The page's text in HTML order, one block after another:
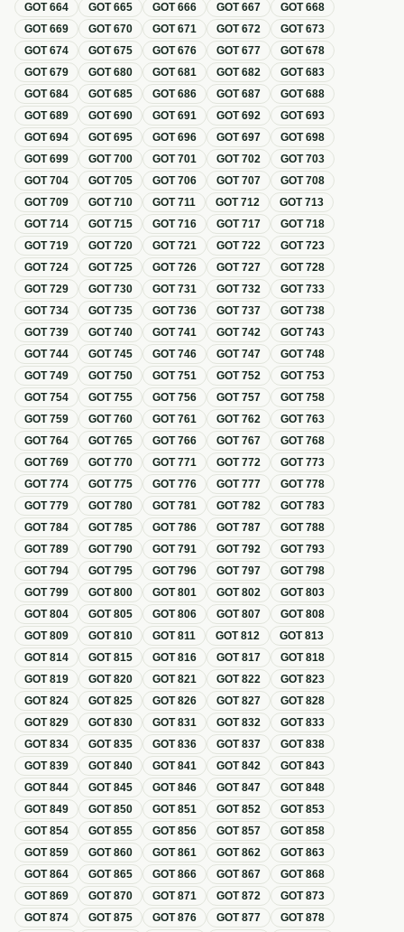
GOT664 GOT665 GOT666 GOT667 GOT668
GOT669 GOT670 GOT671 GOT672 GOT673
GOT674 GOT675 GOT676 GOT677 GOT678
GOT679 GOT680 GOT681 GOT682 GOT683
GOT684 GOT685 GOT686 GOT687 GOT688
GOT689 GOT690 GOT691 GOT692 GOT693
GOT694 GOT695 GOT696 GOT697 GOT698
GOT699 GOT700 GOT701 GOT702 GOT703
GOT704 GOT705 GOT706 GOT707 GOT708
GOT709 GOT710 GOT711 GOT712 GOT713
GOT714 GOT715 GOT716 GOT717 GOT718
GOT719 GOT720 GOT721 GOT722 GOT723
GOT724 GOT725 GOT726 GOT727 GOT728
GOT729 GOT730 GOT731 GOT732 GOT733
GOT734 GOT735 GOT736 GOT737 GOT738
GOT739 GOT740 GOT741 GOT742 GOT743
GOT744 GOT745 GOT746 GOT747 GOT748
GOT749 GOT750 GOT751 GOT752 GOT753
GOT754 GOT755 GOT756 GOT757 GOT758
GOT759 GOT760 GOT761 GOT762 GOT763
GOT764 GOT765 GOT766 GOT767 GOT768
GOT769 GOT770 GOT771 GOT772 GOT773
GOT774 GOT775 GOT776 GOT777 GOT778
GOT779 GOT780 GOT781 GOT782 GOT783
GOT784 GOT785 GOT786 GOT787 GOT788
GOT789 GOT790 GOT791 GOT792 GOT793
GOT794 GOT795 GOT796 GOT797 GOT798
GOT799 GOT800 GOT801 GOT802 GOT803
GOT804 GOT805 GOT806 GOT807 GOT808
GOT809 GOT810 GOT811 GOT812 GOT813
GOT814 GOT815 GOT816 GOT817 GOT818
GOT819 GOT820 GOT821 GOT822 GOT823
GOT824 GOT825 GOT826 GOT827 GOT828
GOT829 GOT830 GOT831 GOT832 GOT833
GOT834 GOT835 GOT836 GOT837 GOT838
GOT839 GOT840 GOT841 GOT842 GOT843
GOT844 GOT845 GOT846 GOT847 GOT848
GOT849 GOT850 GOT851 GOT852 GOT853
GOT854 GOT855 GOT856 GOT857 GOT858
GOT859 GOT860 GOT861 GOT862 GOT863
GOT864 GOT865 GOT866 GOT867 GOT868
GOT869 GOT870 GOT871 GOT872 GOT873
GOT874 GOT875 GOT876 GOT877 GOT878